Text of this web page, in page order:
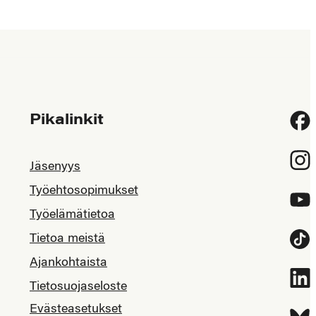
Pikalinkit
Jäsenyys
Työehtosopimukset
Työelämätietoa
Tietoa meistä
Ajankohtaista
Tietosuojaseloste
Evästeasetukset